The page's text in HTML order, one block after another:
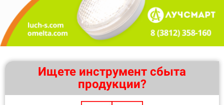
Ищете инструмент сбыта
продукции?